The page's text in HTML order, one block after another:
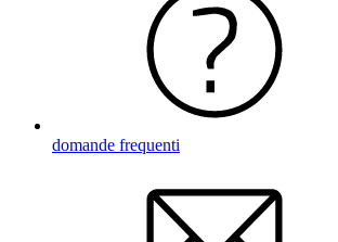
domande frequenti